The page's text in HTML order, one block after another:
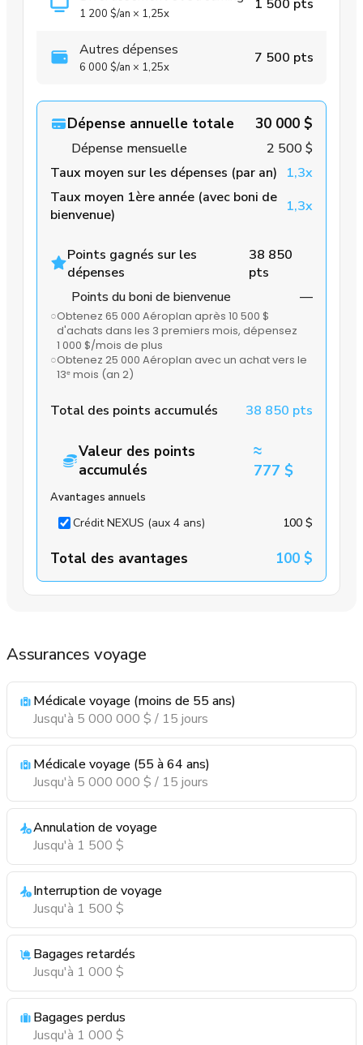
1 200 $/an × 1,25x
1 500 pts
Autres dépenses
6 000 $/an × 1,25x
7 500 pts
Dépense annuelle totale 30 000 $
Dépense mensuelle
2 500 $
Taux moyen sur les dépenses (par an)
1,3x
Taux moyen 1ère année (avec boni de
bienvenue)
1,3x
Points gagnés sur les
dépenses
38 850
pts
Points du boni de bienvenue
—
○Obtenez 65 000 Aéroplan après 10 500 $
d'achats dans les 3 premiers mois, dépensez
1 000 $/mois de plus
○Obtenez 25 000 Aéroplan avec un achat vers le
13ᵉ mois (an 2)
Total des points accumulés 38 850 pts
Valeur des points
accumulés
≈
777 $
Avantages annuels
Crédit NEXUS (aux 4 ans) 100 $
Total des avantages 100 $
Assurances voyage
Médicale voyage (moins de 55 ans)
Jusqu'à 5 000 000 $ / 15 jours
Médicale voyage (55 à 64 ans)
Jusqu'à 5 000 000 $ / 15 jours
Annulation de voyage
Jusqu'à 1 500 $
Interruption de voyage
Jusqu'à 1 500 $
Bagages retardés
Jusqu'à 1 000 $
Bagages perdus
Jusqu'à 1 000 $